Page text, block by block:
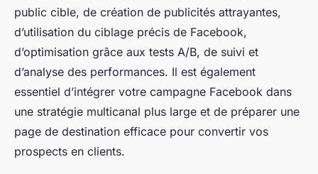
public cible, de création de publicités attrayantes,
d’utilisation du ciblage précis de Facebook,
d’optimisation grâce aux tests A/B, de suivi et
d’analyse des performances. Il est également
essentiel d’intégrer votre campagne Facebook dans
une stratégie multicanal plus large et de préparer une
page de destination efficace pour convertir vos
prospects en clients.